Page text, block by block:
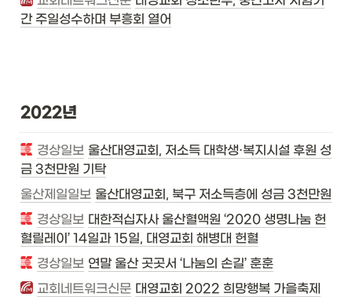
간 주일성수하며 부흥회 열어
2022년
경상일보 울산대영교회, 저소득 대학생·복지시설 후원 성
금 3천만원 기탁
울산제일일보 울산대영교회, 북구 저소득층에 성금 3천만원
경상일보 대한적십자사 울산혈액원 ‘2020 생명나눔 헌
혈릴레이’ 14일과 15일, 대영교회 해병대 헌혈
경상일보 연말 울산 곳곳서 ‘나눔의 손길’ 훈훈
교회네트워크신문 대영교회 2022 희망행복 가을축제